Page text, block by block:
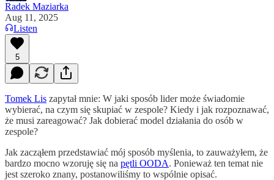
Radek Maziarka
Aug 11, 2025
Listen
5
Tomek Lis zapytał mnie: W jaki sposób lider może świadomie
wybierać, na czym się skupiać w zespole? Kiedy i jak rozpoznawać,
że musi zareagować? Jak dobierać model działania do osób w
zespole?
Jak zacząłem przedstawiać mój sposób myślenia, to zauważyłem, że
bardzo mocno wzoruję się na pętli OODA. Ponieważ ten temat nie
jest szeroko znany, postanowiliśmy to wspólnie opisać.